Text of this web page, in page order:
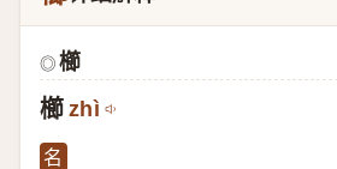
◎ 櫛
櫛 zhì
名